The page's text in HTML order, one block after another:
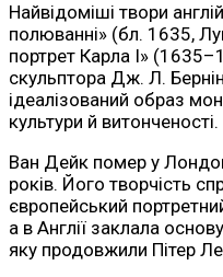
Найвідоміші твори
полюванні» (бл. 1635,
портрет Карла I»
скульптора Дж. Л.
ідеалізований образ
культури й витонченості.
Ван Дейк помер у
років. Його творчість
європейський
а в Англії заклала
яку продовжили Пітер